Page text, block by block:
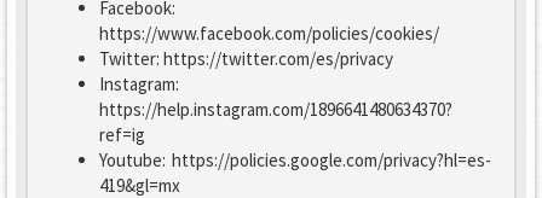
Facebook:
https://www.facebook.com/policies/cookies/
Twitter: https://twitter.com/es/privacy
Instagram:
https://help.instagram.com/1896641480634370?
ref=ig
Youtube: https://policies.google.com/privacy?hl=es-
419&gl=mx